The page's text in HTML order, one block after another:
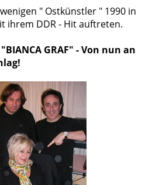
" Ostkünstler " 1990 in
ihrem DDR - Hit auftreten.
GRAF" - Von nun an